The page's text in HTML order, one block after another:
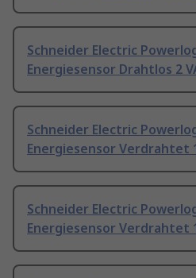
Schneider Electric
Energiesensor Drahtlos 2
Schneider Electric
Energiesensor Verdrahtet 1
Schneider Electric
Energiesensor Verdrahtet 1